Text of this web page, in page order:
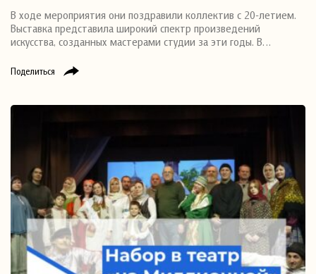
Поделиться
В ходе мероприятия они поздравили коллектив с 20-летием.
Выставка представила широкий спектр произведений
искусства, созданных мастерами студии за эти годы. В…